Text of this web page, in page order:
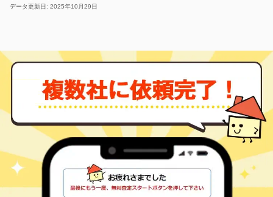
データ更新日: 2025年10月29日